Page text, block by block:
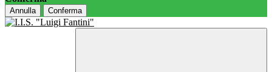
Annulla Conferma